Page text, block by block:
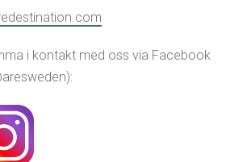
i kontakt med oss via Facebook